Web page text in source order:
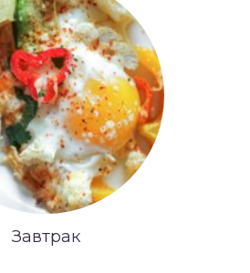
Завтрак